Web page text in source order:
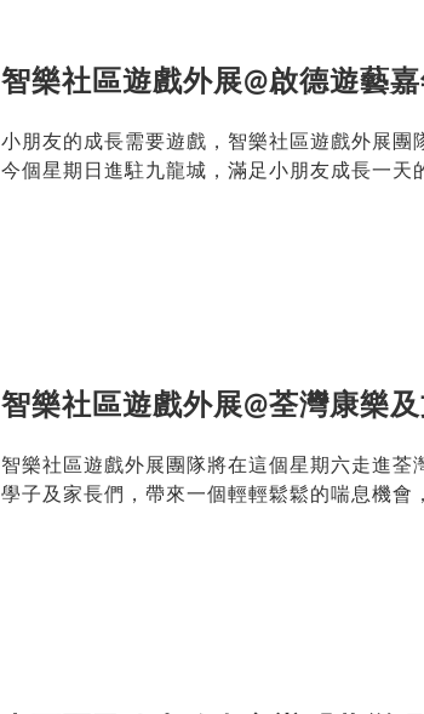
智樂社區遊戲外展@啟德遊藝
小朋友的成長需要遊戲，智樂社區遊戲外展團
今個星期日進駐九龍城，滿足小朋友成長一天
智樂社區遊戲外展@荃灣康樂
智樂社區遊戲外展團隊將在這個星期六走進荃
學子及家長們，帶來一個輕輕鬆鬆的喘息機會